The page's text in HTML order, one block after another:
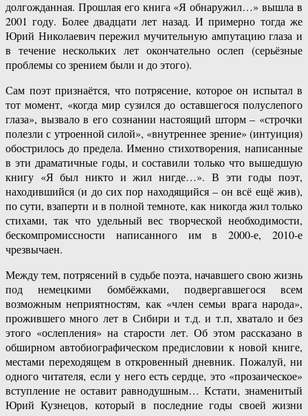
долгожданная. Прошлая его книга «Я обнаружил…» вышла в
2001 году. Более двадцати лет назад. И примерно тогда же
Юрий Николаевич пережил мучительную ампутацию глаза и
в течение нескольких лет окончательно ослеп (серьёзные
проблемы со зрением были и до этого).
Сам поэт признаётся, что потрясение, которое он испытал в
тот момент, «когда мир сузился до оставшегося полуслепого
глаза», вызвало в его сознании настоящий шторм – «строчки
полезли с утроенной силой», «внутреннее зрение» (интуиция)
обострилось до предела. Именно стихотворения, написанные
в эти драматичные годы, и составили только что вышедшую
книгу «Я был никто и жил нигде…». В эти годы поэт,
находившийся (и до сих пор находящийся – он всё ещё жив),
по сути, взаперти и в полной темноте, как никогда жил только
стихами, так что удельный вес творческой необходимости,
бескомпромиссности написанного им в 2000-е, 2010-е
чрезвычаен.
Между тем, потрясений в судьбе поэта, начавшего свою жизнь
под немецкими бомбёжками, подвергавшегося всем
возможным неприятностям, как «член семьи врага народа»,
прожившего много лет в Сибири и т.д. и т.п, хватало и без
этого «ослепления» на старости лет. Об этом рассказано в
обширном автобиографическом предисловии к новой книге,
местами переходящем в откровенный дневник. Пожалуй, ни
одного читателя, если у него есть сердце, это «прозаическое»
вступление не оставит равнодушным… Кстати, знаменитый
Юрий Кузнецов, который в последние годы своей жизни